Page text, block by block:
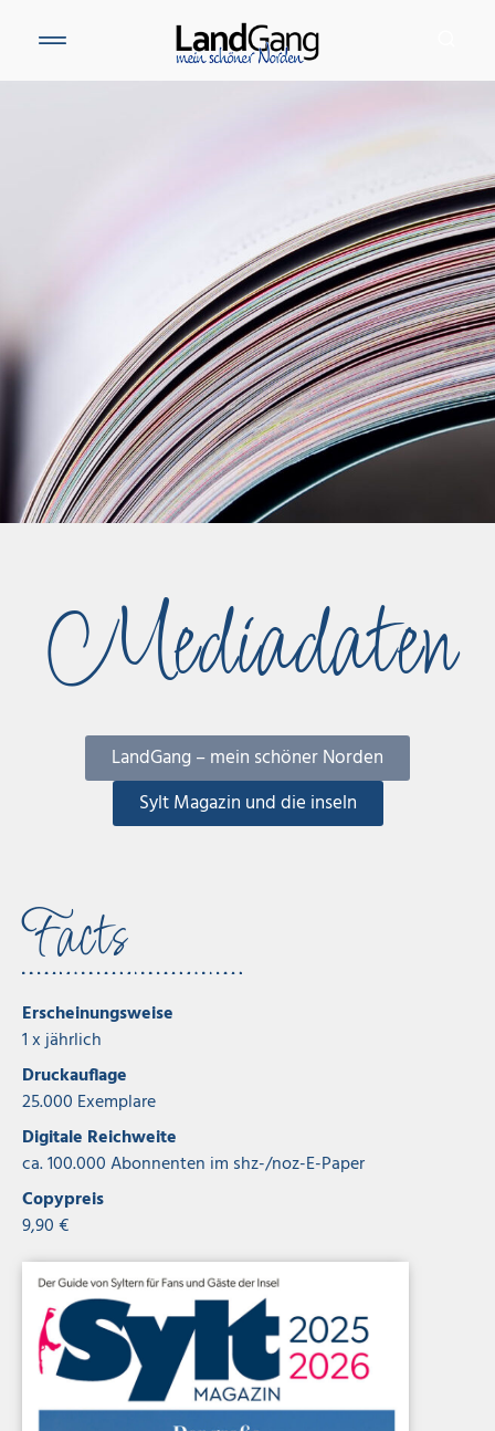
Mediadaten
LandGang – mein schöner Norden
Sylt Magazin und die inseln
Facts
Erscheinungsweise
1 x jährlich
Druckauflage
25.000 Exemplare
Digitale Reichweite
ca. 100.000 Abonnenten im shz-/noz-E-Paper
Copypreis
9,90 €